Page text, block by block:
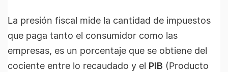
La presión fiscal mide la cantidad de impuestos
que paga tanto el consumidor como las
empresas, es un porcentaje que se obtiene del
cociente entre lo recaudado y el PIB (Producto